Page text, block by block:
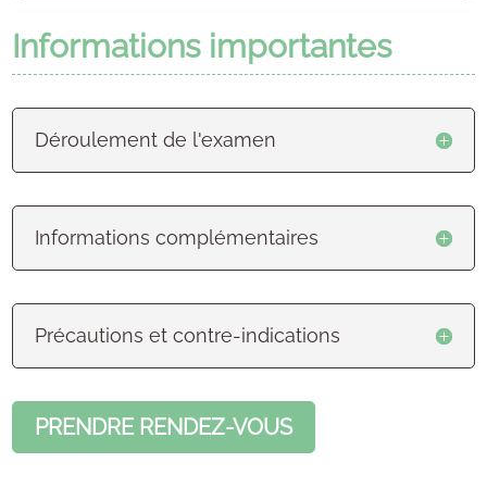
Informations importantes
Déroulement de l'examen
Informations complémentaires
Précautions et contre-indications
PRENDRE RENDEZ-VOUS